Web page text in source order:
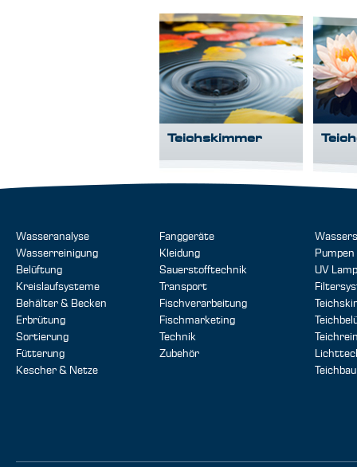
Teichskimmer
Wasseranalyse
Wasserreinigung
Belüftung
Kreislaufsysteme
Behälter & Becken
Erbrütung
Sortierung
Fütterung
Kescher & Netze
Fanggeräte
Kleidung
Sauerstofftechnik
Transport
Fischverarbeitung
Fischmarketing
Technik
Zubehör
Pumpen
UV
Teichbau